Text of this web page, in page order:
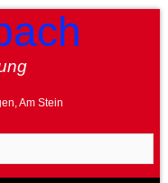
Am Stein